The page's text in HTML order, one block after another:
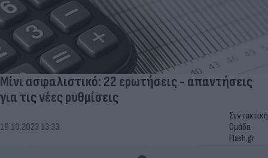
Μίνι ασφαλιστικό: 22 ερωτήσεις - απαντήσεις
για τις νέες ρυθμίσεις
19.10.2023 13:33
Συντακτική
Ομάδα
Flash.gr